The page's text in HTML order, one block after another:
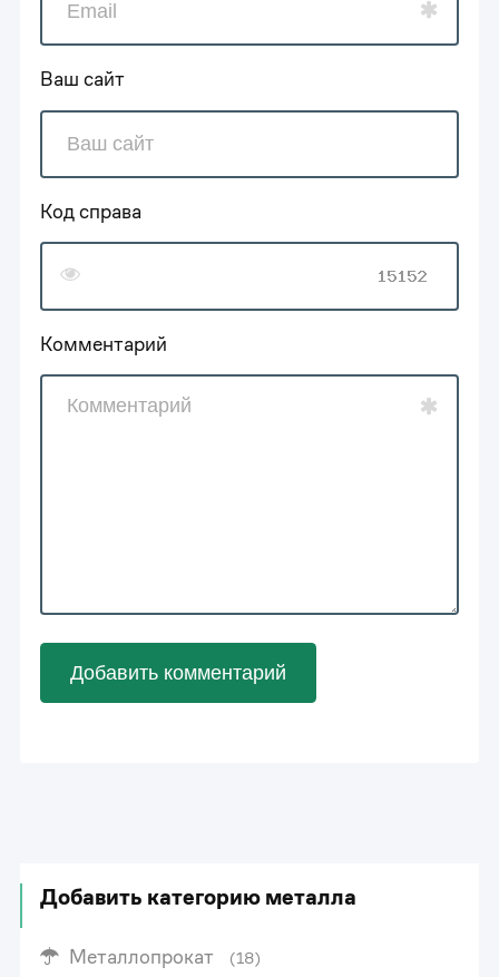
Ваш сайт
Код справа
Комментарий
Добавить комментарий
Добавить категорию металла
Металлопрокат (18)